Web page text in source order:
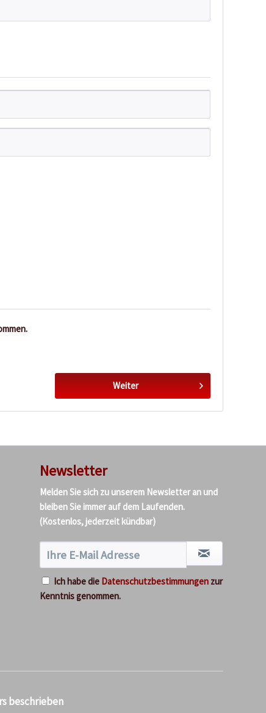
Weiter
Newsletter
Melden Sie sich zu unserem Newsletter an und
bleiben Sie immer auf dem Laufenden.
(Kostenlos, jederzeit kündbar)
Ich habe die Datenschutzbestimmungen zur
Kenntnis genommen.
beschrieben